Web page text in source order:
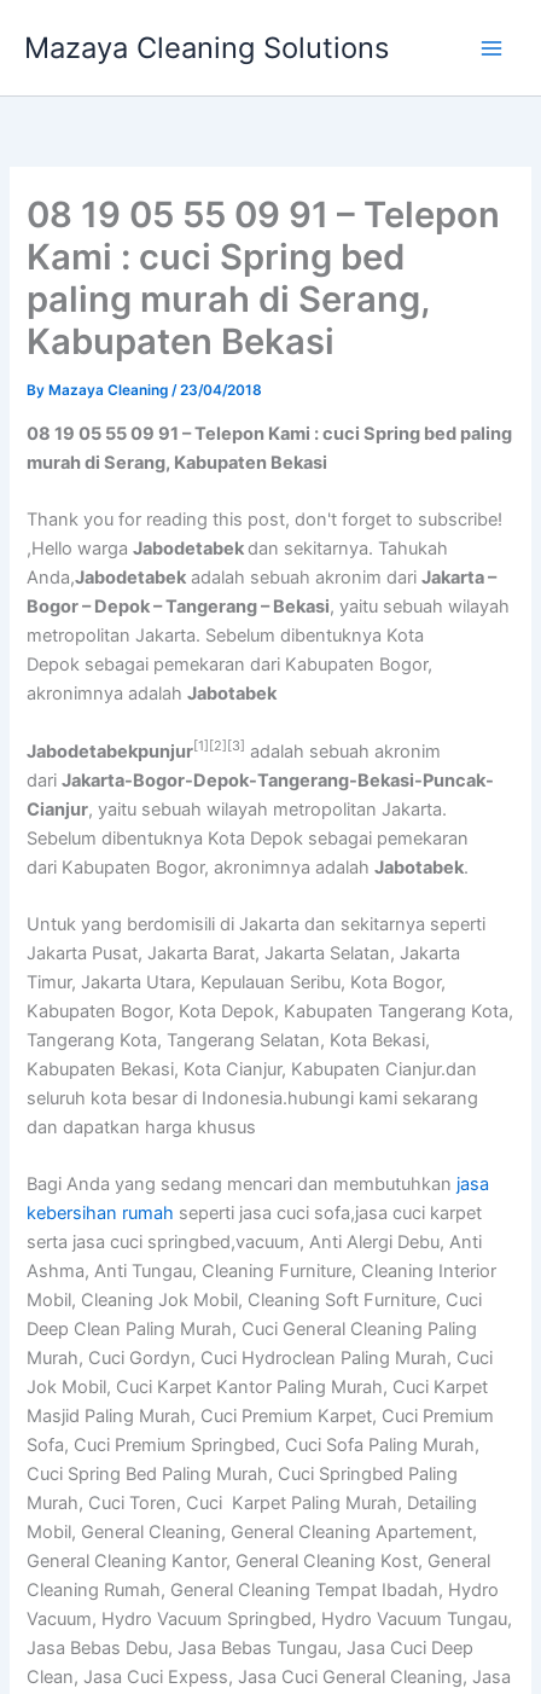
Mazaya Cleaning Solutions
08 19 05 55 09 91 – Telepon
Kami : cuci Spring bed
paling murah di Serang,
Kabupaten Bekasi
By Mazaya Cleaning/23/04/2018
08 19 05 55 09 91 – Telepon Kami : cuci Spring bed paling
murah di Serang, Kabupaten Bekasi
Thank you for reading this post, don't forget to subscribe!
,Hello wargaJabodetabekdan sekitarnya. Tahukah
Anda,Jabodetabek adalah sebuah akronim dariJakarta –
Bogor – Depok – Tangerang – Bekasi, yaitu sebuah wilayah
metropolitan Jakarta. Sebelum dibentuknya Kota
Depok sebagai pemekaran dari Kabupaten Bogor,
akronimnya adalahJabotabek
Jabodetabekpunjur[1] [2] [3] adalah sebuah akronim
dariJakarta-Bogor-Depok-Tangerang-Bekasi-Puncak-
Cianjur, yaitu sebuah wilayah metropolitan Jakarta.
Sebelum dibentuknya Kota Depok sebagai pemekaran
dari Kabupaten Bogor, akronimnya adalahJabotabek.
Untuk yang berdomisili di Jakarta dan sekitarnya seperti
Jakarta Pusat, Jakarta Barat, Jakarta Selatan, Jakarta
Timur, Jakarta Utara, Kepulauan Seribu, Kota Bogor,
Kabupaten Bogor, Kota Depok, Kabupaten Tangerang Kota,
Tangerang Kota, Tangerang Selatan, Kota Bekasi,
Kabupaten Bekasi, Kota Cianjur, Kabupaten Cianjur.dan
seluruh kota besar di Indonesia.hubungi kami sekarang
dan dapatkan harga khusus
Bagi Anda yang sedang mencari dan membutuhkan jasa
kebersihan rumah seperti jasa cuci sofa,jasa cuci karpet
serta jasa cuci springbed,vacuum, Anti Alergi Debu, Anti
Ashma, Anti Tungau, Cleaning Furniture, Cleaning Interior
Mobil, Cleaning Jok Mobil, Cleaning Soft Furniture, Cuci
Deep Clean Paling Murah, Cuci General Cleaning Paling
Murah, Cuci Gordyn, Cuci Hydroclean Paling Murah, Cuci
Jok Mobil, Cuci Karpet Kantor Paling Murah, Cuci Karpet
Masjid Paling Murah, Cuci Premium Karpet, Cuci Premium
Sofa, Cuci Premium Springbed, Cuci Sofa Paling Murah,
Cuci Spring Bed Paling Murah, Cuci Springbed Paling
Murah, Cuci Toren, Cuci Karpet Paling Murah, Detailing
Mobil, General Cleaning, General Cleaning Apartement,
General Cleaning Kantor, General Cleaning Kost, General
Cleaning Rumah, General Cleaning Tempat Ibadah, Hydro
Vacuum, Hydro Vacuum Springbed, Hydro Vacuum Tungau,
Jasa Bebas Debu, Jasa Bebas Tungau, Jasa Cuci Deep
Clean, Jasa Cuci Expess, Jasa Cuci General Cleaning, Jasa